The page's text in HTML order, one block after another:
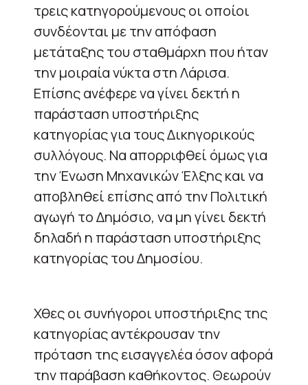
τρεις κατηγορούμενους οι οποίοι
συνδέονται με την απόφαση
μετάταξης του σταθμάρχη που ήταν
την μοιραία νύκτα στη Λάρισα.
Επίσης ανέφερε να γίνει δεκτή η
παράσταση υποστήριξης
κατηγορίας για τους Δικηγορικούς
συλλόγους. Να απορριφθεί όμως για
την Ένωση Μηχανικών Έλξης και να
αποβληθεί επίσης από την Πολιτική
αγωγή το Δημόσιο, να μη γίνει δεκτή
δηλαδή η παράσταση υποστήριξης
κατηγορίας του Δημοσίου.
Χθες οι συνήγοροι υποστήριξης της
κατηγορίας αντέκρουσαν την
πρόταση της εισαγγελέα όσον αφορά
την παράβαση καθήκοντος. Θεωρούν